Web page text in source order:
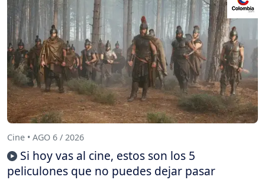
Cine • AGO 6 / 2026
Si hoy vas al cine, estos son los 5
peliculones que no puedes dejar pasar